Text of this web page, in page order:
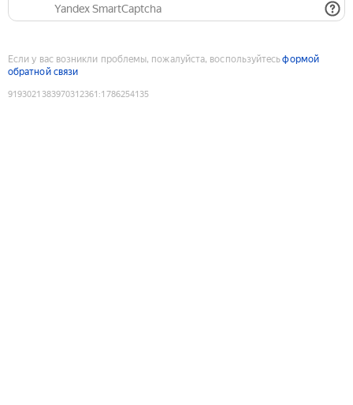
Yandex SmartCaptcha
Если у вас возникли проблемы, пожалуйста, воспользуйтесьформой
обратной связи
9193021383970312361 :1786254135